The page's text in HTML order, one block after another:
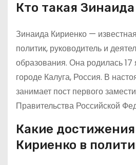
Кто такая
Зинаида Кириенко —
политик, руководитель и
образования. Она родилась 17
городе Калуга, Россия. В
занимает пост первого
Правительства Российской
Какие
Кириенко в